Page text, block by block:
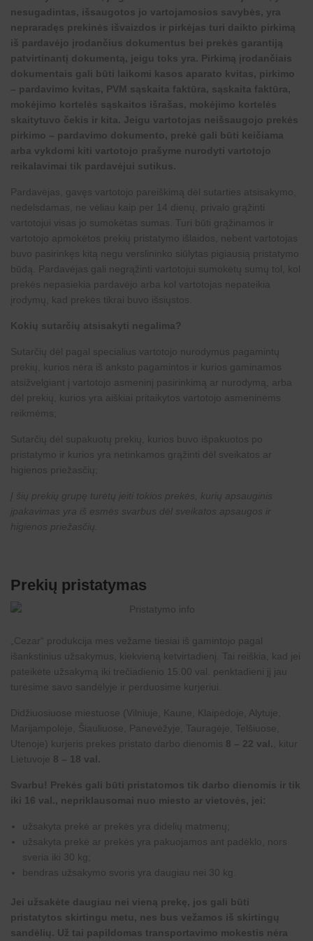
nesugadintas, išsaugotos jo vartojamosios savybės, yra
nepraradęs prekinės išvaizdos ir pirkėjas turi daikto pirkimą
iš pardavėjo įrodančius dokumentus bei prekės garantiją
patvirtinantį dokumentą, jeigu toks yra. Pirkimą įrodančiais
dokumentais gali būti laikomi kasos aparato kvitas, pirkimo
– pardavimo kvitas, PVM sąskaita faktūra, sąskaita faktūra,
mokėjimo kortelės sąskaitos išrašas, mokėjimo kortelės
skaitytuvo čekis ir kita. Jeigu vartotojas neišsaugojo prekės
pirkimo – pardavimo dokumento, prekė gali būti keičiama
arba vykdomi kiti vartotojo prašyme nurodyti vartotojo
reikalavimai tik pardavėjui sutikus.
Pardavėjas, gavęs vartotojo pareiškimą dėl sutarties atsisakymo,
nedelsdamas, ne vėliau kaip per 14 dienų, privalo grąžinti
vartotojui visas jo sumokėtas sumas. Turi būti grąžinamos ir
vartotojo apmokėtos prekių pristatymo išlaidos, nebent vartotojas
buvo pasirinkęs kitą negu verslininko siūlytas pigiausią pristatymo
būdą. Pardavėjas gali negrąžinti vartotojui sumokėtų sumų tol, kol
prekės nepasiekia pardavėjo arba kol vartotojas nepateikia
įrodymų, kad prekės tikrai buvo išsiųstos.
Kokių sutarčių atsisakyti negalima?
Sutarčių dėl pagal specialius vartotojo nurodymus pagamintų
prekių, kurios nėra iš anksto pagamintos ir kurios gaminamos
atsižvelgiant į vartotojo asmeninį pasirinkimą ar nurodymą, arba
dėl prekių, kurios yra aiškiai pritaikytos vartotojo asmeninėms
reikmėms;
Sutarčių dėl supakuotų prekių, kurios buvo išpakuotos po
pristatymo ir kurios yra netinkamos grąžinti dėl sveikatos ar
higienos priežasčių;
Į šių prekių grupę turėtų įeiti tokios prekės, kurių apsauginis
įpakavimas yra iš esmės svarbus dėl sveikatos apsaugos ir
higienos priežasčių.
Prekių pristatymas
„Cezar “ produkcija mes vežame tiesiai iš gamintojo pagal
išankstinius užsakymus, kiekvieną ketvirtadienį. Tai reiškia, kad jei
pateikėte užsakymą iki trečiadienio 15.00 val. penktadieni jį jau
turėsime savo sandėlyje ir perduosime kurjeriui.
Didžiuosiuose miestuose (Vilniuje, Kaune, Klaipėdoje, Alytuje,
Marijampolėje, Šiauliuose, Panevėžyje, Tauragėje, Telšiuose,
Utenoje) kurjeris prekes pristato darbo dienomis 8 – 22 val. , kitur
Lietuvoje 8 – 18 val.
Svarbu! Prekės gali būti pristatomos tik darbo dienomis ir tik
iki 16 val., nepriklausomai nuo miesto ar vietovės, jei:
užsakyta prekė ar prekės yra didelių matmenų;
užsakyta prekė ar prekės yra pakuojamos ant padėklo, nors
sveria iki 30 kg;
bendras užsakymo svoris yra daugiau nei 30 kg.
Jei užsakėte daugiau nei vieną prekę, jos gali būti
pristatytos skirtingu metu, nes bus vežamos iš skirtingų
sandėlių. Už tai papildomas transportavimo mokestis nėra